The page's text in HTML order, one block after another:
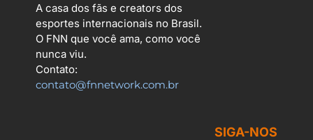
A casa dos fãs e creators dos
esportes internacionais no Brasil.
O FNN que você ama, como você
nunca viu.
Contato:
contato@fnnetwork.com.br
SIGA-NOS